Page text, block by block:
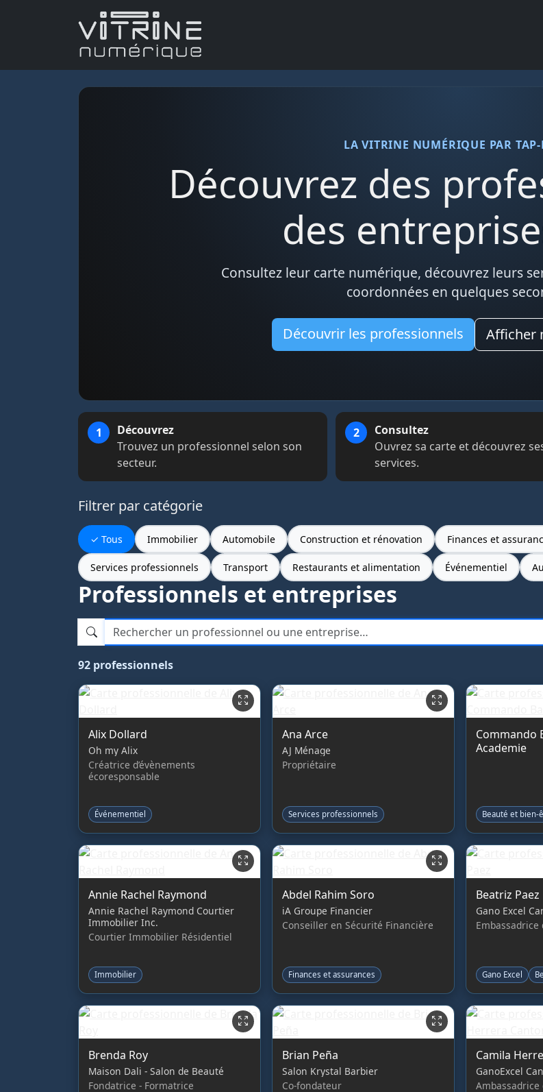
LA VITRINE NUMÉRIQUE PAR
Découvrez des
des
Consultez leur carte numérique, découvrez leurs
coordonnées en quelques
Découvrir les professionnels Afficher
Comment fonctionne La Vitrine Numérique
Découvrez
Trouvez un professionnel selon son
secteur.
Consultez
Ouvrez sa carte et découvrez
services.
Filtrer par catégorie
Tous Immobilier Automobile Construction et rénovation Finances et
Services professionnels Transport Restaurants et alimentation Événementiel
Professionnels et entreprises
Rechercher un professionnel ou une entreprise
92 professionnels
Alix Dollard
Oh my Alix
Créatrice d’évènements
écoresponsable
Événementiel
Ana Arce
AJ Ménage
Propriétaire
Services professionnels
Commando
Academie
Beauté et bien-
Annie Rachel Raymond
Annie Rachel Raymond Courtier
Immobilier Inc.
Courtier Immobilier Résidentiel
Immobilier
Abdel Rahim Soro
iA Groupe Financier
Conseiller en Sécurité Financière
Finances et assurances
Beatriz Paez
Gano Excel
Gano Excel
Brenda Roy
Maison Dali - Salon de Beauté
Fondatrice - Formatrice
Brian Peña
Salon Krystal Barbier
Co-fondateur
Camila
GanoExcel